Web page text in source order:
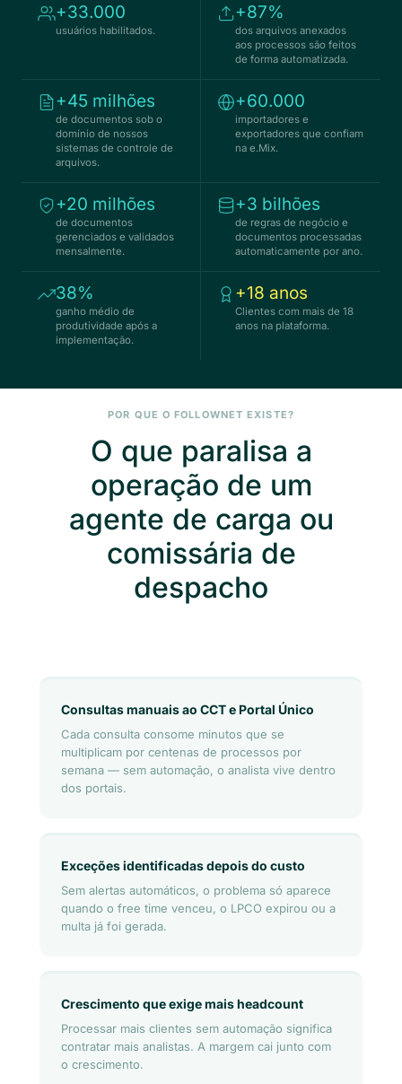
+33.000
usuários habilitados.
+87%
dos arquivos anexados
aos processos são feitos
de forma automatizada.
+45 milhões
de documentos sob o
domínio de nossos
sistemas de controle de
arquivos.
+60.000
importadores e
exportadores que confiam
na e.Mix.
+20 milhões
de documentos
gerenciados e validados
mensalmente.
+3 bilhões
de regras de negócio e
documentos processadas
automaticamente por ano.
38%
ganho médio de
produtividade após a
implementação.
+18 anos
Clientes com mais de 18
anos na plataforma.
POR QUE O FOLLOWNET EXISTE?
O que paralisa a
operação de um
agente de carga ou
comissária de
despacho
Consultas manuais ao CCT e Portal Único
Cada consulta consome minutos que se
multiplicam por centenas de processos por
semana — sem automação, o analista vive dentro
dos portais.
Exceções identificadas depois do custo
Sem alertas automáticos, o problema só aparece
quando o free time venceu, o LPCO expirou ou a
multa já foi gerada.
Crescimento que exige mais headcount
Processar mais clientes sem automação significa
contratar mais analistas. A margem cai junto com
o crescimento.